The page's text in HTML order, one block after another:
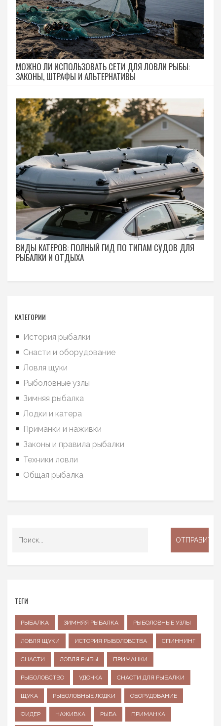
МОЖНО ЛИ ИСПОЛЬЗОВАТЬ СЕТИ ДЛЯ ЛОВЛИ РЫБЫ:
ЗАКОНЫ, ШТРАФЫ И АЛЬТЕРНАТИВЫ
ВИДЫ КАТЕРОВ: ПОЛНЫЙ ГИД ПО ТИПАМ СУДОВ ДЛЯ
РЫБАЛКИ И ОТДЫХА
КАТЕГОРИИ
История рыбалки
Снасти и оборудование
Ловля щуки
Рыболовные узлы
Зимняя рыбалка
Лодки и катера
Приманки и наживки
Законы и правила рыбалки
Техники ловли
Общая рыбалка
ТЕГИ
РЫБАЛКА ЗИМНЯЯ РЫБАЛКА РЫБОЛОВНЫЕ УЗЛЫ
ЛОВЛЯ ЩУКИ ИСТОРИЯ РЫБОЛОВСТВА СПИННИНГ
СНАСТИ ЛОВЛЯ РЫБЫ ПРИМАНКИ
РЫБОЛОВСТВО УДОЧКА СНАСТИ ДЛЯ РЫБАЛКИ
ЩУКА РЫБОЛОВНЫЕ ЛОДКИ ОБОРУДОВАНИЕ
ФИДЕР НАЖИВКА РЫБА ПРИМАНКА